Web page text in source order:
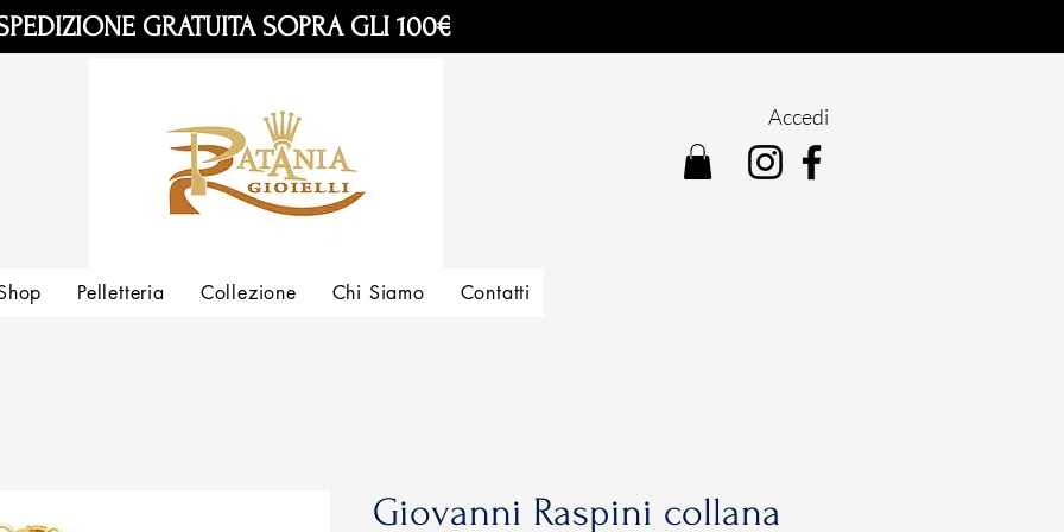
GRATUITA SOPRA GLI 100€
Accedi
Giovanni Raspini collana
Pelletteria Collezione Chi Siamo Contatti